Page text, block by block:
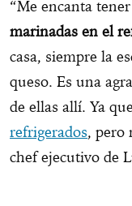
“Me encanta
marinadas en el
casa, siempre la
queso. Es una
de ellas allí. Ya
refrigerados, pero
chef ejecutivo de